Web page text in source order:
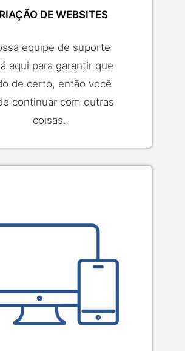
DE WEBSITES
equipe de suporte
aqui para garantir que
de certo, então você
continuar com outras
coisas.